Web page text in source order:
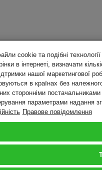
cookie та подібні
в інтернеті, визначати
нашої маркетингової
в країнах без
сторонніми
параметрами надання
Правове повідомлення